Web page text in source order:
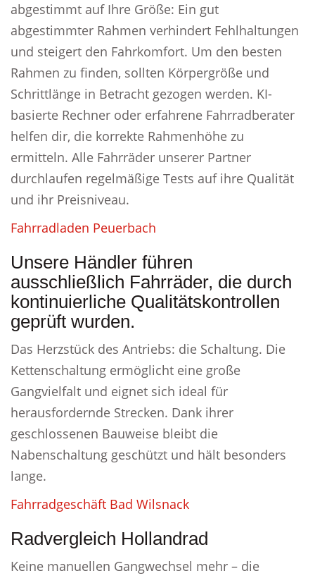
abgestimmt auf Ihre Größe: Ein gut
abgestimmter Rahmen verhindert Fehlhaltungen
und steigert den Fahrkomfort. Um den besten
Rahmen zu finden, sollten Körpergröße und
Schrittlänge in Betracht gezogen werden. KI-
basierte Rechner oder erfahrene Fahrradberater
helfen dir, die korrekte Rahmenhöhe zu
ermitteln. Alle Fahrräder unserer Partner
durchlaufen regelmäßige Tests auf ihre Qualität
und ihr Preisniveau.
Fahrradladen Peuerbach
Unsere Händler führen
ausschließlich Fahrräder, die durch
kontinuierliche Qualitätskontrollen
geprüft wurden.
Das Herzstück des Antriebs: die Schaltung. Die
Kettenschaltung ermöglicht eine große
Gangvielfalt und eignet sich ideal für
herausfordernde Strecken. Dank ihrer
geschlossenen Bauweise bleibt die
Nabenschaltung geschützt und hält besonders
lange.
Fahrradgeschäft Bad Wilsnack
Radvergleich Hollandrad
Keine manuellen Gangwechsel mehr – die